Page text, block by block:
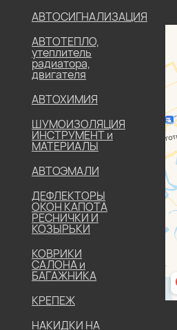
АВТОСИГНАЛИЗАЦИЯ
АВТОТЕПЛО,
утеплитель
радиатора,
двигателя
АВТОХИМИЯ
ШУМОИЗОЛЯЦИЯ
ИНСТРУМЕНТ и
МАТЕРИАЛЫ
АВТОЭМАЛИ
ДЕФЛЕКТОРЫ
ОКОН КАПОТА
РЕСНИЧКИ И
КОЗЫРЬКИ
КОВРИКИ
САЛОНА и
БАГАЖНИКА
КРЕПЕЖ
НАКИДКИ НА